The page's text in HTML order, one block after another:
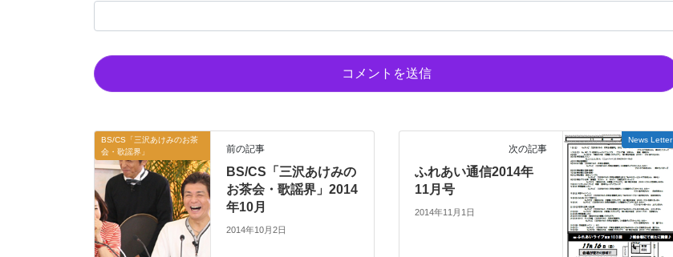
BS/CS「三沢あけみのお茶
会・歌謡界」
前の記事
BS/CS「三沢あけみの
お茶会・歌謡界」2014
年10月
2014年10月2日
News Letter
次の記事
ふれあい通信2014年
11月号
2014年11月1日